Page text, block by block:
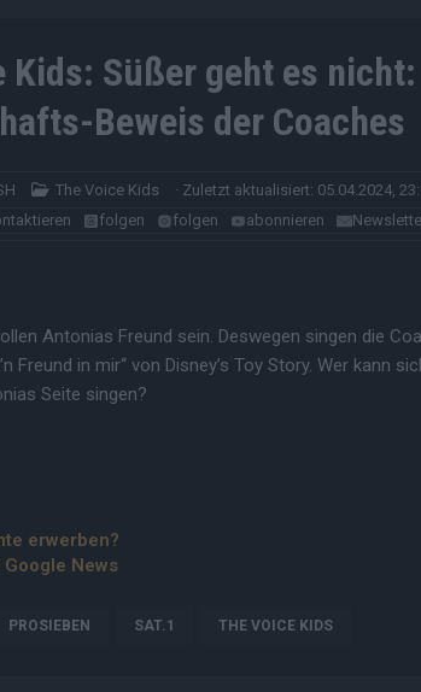
Kids: Süßer geht es
Beweis der Coaches
The Voice Kids · Zuletzt aktualisiert: 05.04.2024,
folgen folgen abonnieren
Antonias Freund sein. Deswegen singen die
Freund in mir“ von Disney’s Toy Story. Wer kann
Seite singen?
erwerben?
News
PROSIEBEN SAT.1 THE VOICE KIDS